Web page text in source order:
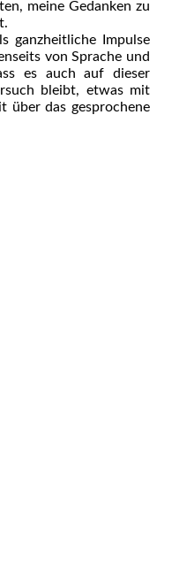
meine Gedanken zu
ganzheitliche Impulse
von Sprache und
es auch auf dieser
bleibt, etwas mit
über das gesprochene